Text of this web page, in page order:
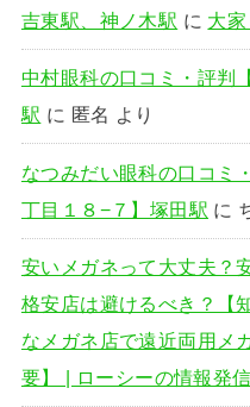
吉東駅、神ノ木駅 に 大
中村眼科の口コミ・評判
駅 に 匿名 より
なつみだい眼科の口コミ
丁目１８−７】塚田駅 に
安いメガネって大丈夫？
格安店は避けるべき？【
なメガネ店で遠近両用メ
要】 | ローシーの情報発